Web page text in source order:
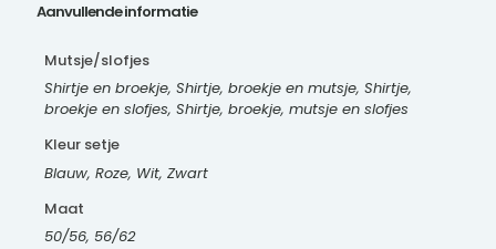
Aanvullende informatie
Mutsje/slofjes
Shirtje en broekje, Shirtje, broekje en mutsje, Shirtje,
broekje en slofjes, Shirtje, broekje, mutsje en slofjes
Kleur setje
Blauw, Roze, Wit, Zwart
Maat
50/56, 56/62